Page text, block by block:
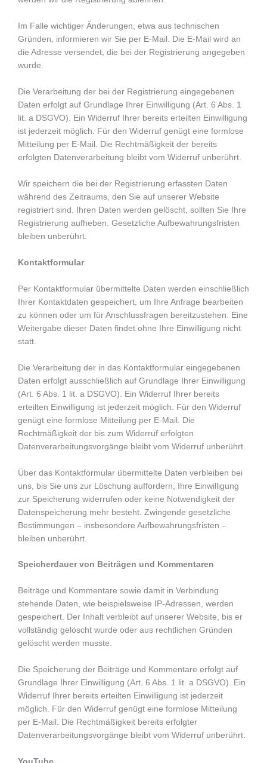
Im Falle wichtiger Änderungen, etwa aus technischen
Gründen, informieren wir Sie per E-Mail. Die E-Mail wird an
die Adresse versendet, die bei der Registrierung angegeben
wurde.
Die Verarbeitung der bei der Registrierung eingegebenen
Daten erfolgt auf Grundlage Ihrer Einwilligung (Art. 6 Abs. 1
lit. a DSGVO). Ein Widerruf Ihrer bereits erteilten Einwilligung
ist jederzeit möglich. Für den Widerruf genügt eine formlose
Mitteilung per E-Mail. Die Rechtmäßigkeit der bereits
erfolgten Datenverarbeitung bleibt vom Widerruf unberührt.
Wir speichern die bei der Registrierung erfassten Daten
während des Zeitraums, den Sie auf unserer Website
registriert sind. Ihren Daten werden gelöscht, sollten Sie Ihre
Registrierung aufheben. Gesetzliche Aufbewahrungsfristen
bleiben unberührt.
Kontaktformular
Per Kontaktformular übermittelte Daten werden einschließlich
Ihrer Kontaktdaten gespeichert, um Ihre Anfrage bearbeiten
zu können oder um für Anschlussfragen bereitzustehen. Eine
Weitergabe dieser Daten findet ohne Ihre Einwilligung nicht
statt.
Die Verarbeitung der in das Kontaktformular eingegebenen
Daten erfolgt ausschließlich auf Grundlage Ihrer Einwilligung
(Art. 6 Abs. 1 lit. a DSGVO). Ein Widerruf Ihrer bereits
erteilten Einwilligung ist jederzeit möglich. Für den Widerruf
genügt eine formlose Mitteilung per E-Mail. Die
Rechtmäßigkeit der bis zum Widerruf erfolgten
Datenverarbeitungsvorgänge bleibt vom Widerruf unberührt.
Über das Kontaktformular übermittelte Daten verbleiben bei
uns, bis Sie uns zur Löschung auffordern, Ihre Einwilligung
zur Speicherung widerrufen oder keine Notwendigkeit der
Datenspeicherung mehr besteht. Zwingende gesetzliche
Bestimmungen – insbesondere Aufbewahrungsfristen –
bleiben unberührt.
Speicherdauer von Beiträgen und Kommentaren
Beiträge und Kommentare sowie damit in Verbindung
stehende Daten, wie beispielsweise IP-Adressen, werden
gespeichert. Der Inhalt verbleibt auf unserer Website, bis er
vollständig gelöscht wurde oder aus rechtlichen Gründen
gelöscht werden musste.
Die Speicherung der Beiträge und Kommentare erfolgt auf
Grundlage Ihrer Einwilligung (Art. 6 Abs. 1 lit. a DSGVO). Ein
Widerruf Ihrer bereits erteilten Einwilligung ist jederzeit
möglich. Für den Widerruf genügt eine formlose Mitteilung
per E-Mail. Die Rechtmäßigkeit bereits erfolgter
Datenverarbeitungsvorgänge bleibt vom Widerruf unberührt.